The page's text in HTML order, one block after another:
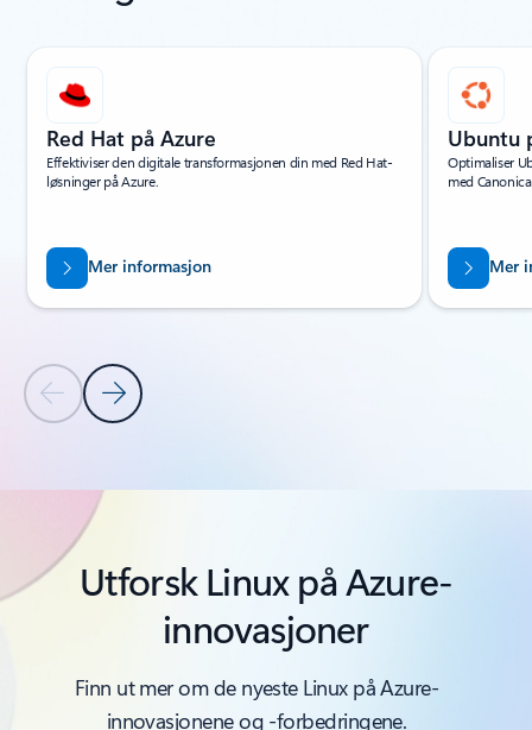
Viser lysbilde 1 av 14
Forrige lysbildeNeste lysbilde
Red Hat på Azure
Effektiviser den digitale transformasjonen din med Red Hat-
løsninger på Azure.
Mer informasjon
Ubuntu
Optimaliser
med
Mer
Tilbake til delen PRODUKTER OG FUNKSJONER
Utforsk Linux på Azure-
innovasjoner
Finn ut mer om de nyeste Linux på Azure-
innovasjonene og -forbedringene.